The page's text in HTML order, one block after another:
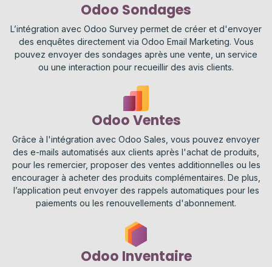
Odoo Sondages
L’intégration avec Odoo Survey permet de créer et d'envoyer
des enquêtes directement via Odoo Email Marketing. Vous
pouvez envoyer des sondages après une vente, un service
ou une interaction pour recueillir des avis clients.
Odoo Ventes
Grâce à l'intégration avec Odoo Sales, vous pouvez envoyer
des e-mails automatisés aux clients après l'achat de produits,
pour les remercier, proposer des ventes additionnelles ou les
encourager à acheter des produits complémentaires. De plus,
l’application peut envoyer des rappels automatiques pour les
paiements ou les renouvellements d'abonnement.
Odoo Inventaire